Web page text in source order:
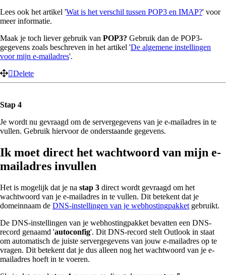
Lees ook het artikel 'Wat is het verschil tussen POP3 en IMAP?' voor
meer informatie.
Maak je toch liever gebruik van POP3? Gebruik dan de POP3-
gegevens zoals beschreven in het artikel 'De algemene instellingen
voor mijn e-mailadres'.
Delete
Stap 4
Je wordt nu gevraagd om de servergegevens van je e-mailadres in te
vullen. Gebruik hiervoor de onderstaande gegevens.
Ik moet direct het wachtwoord van mijn e-
mailadres invullen
Het is mogelijk dat je na stap 3 direct wordt gevraagd om het
wachtwoord van je e-mailadres in te vullen. Dit betekent dat je
domeinnaam de DNS-instellingen van je webhostingpakket gebruikt.
De DNS-instellingen van je webhostingpakket bevatten een DNS-
record genaamd 'autoconfig'. Dit DNS-record stelt Outlook in staat
om automatisch de juiste servergegevens van jouw e-mailadres op te
vragen. Dit betekent dat je dus alleen nog het wachtwoord van je e-
mailadres hoeft in te voeren.